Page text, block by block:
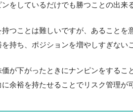
をしているだけでも勝つことの出来
つことは難しいですが、あることを
持ち、ポジションを増やしすぎない
が下がったときにナンピンをする
余裕を持たせることでリスク管理が